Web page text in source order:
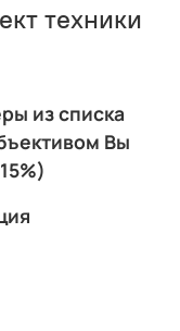
техники
из списка
Вы